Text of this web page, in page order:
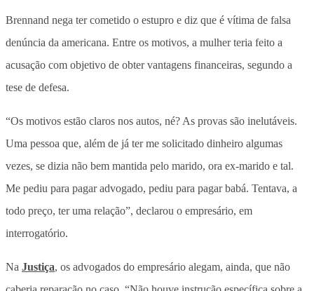
Brennand nega ter cometido o estupro e diz que é vítima de falsa
denúncia da americana. Entre os motivos, a mulher teria feito a
acusação com objetivo de obter vantagens financeiras, segundo a
tese de defesa.
“Os motivos estão claros nos autos, né? As provas são inelutáveis.
Uma pessoa que, além de já ter me solicitado dinheiro algumas
vezes, se dizia não bem mantida pelo marido, ora ex-marido e tal.
Me pediu para pagar advogado, pediu para pagar babá. Tentava, a
todo preço, ter uma relação”, declarou o empresário, em
interrogatório.
Na Justiça, os advogados do empresário alegam, ainda, que não